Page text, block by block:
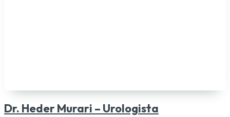
Dr. Heder Murari – Urologista